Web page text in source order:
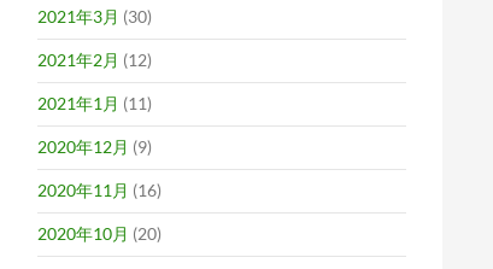
2021年3月 (30)
2021年2月 (12)
2021年1月 (11)
2020年12月 (9)
2020年11月 (16)
2020年10月 (20)